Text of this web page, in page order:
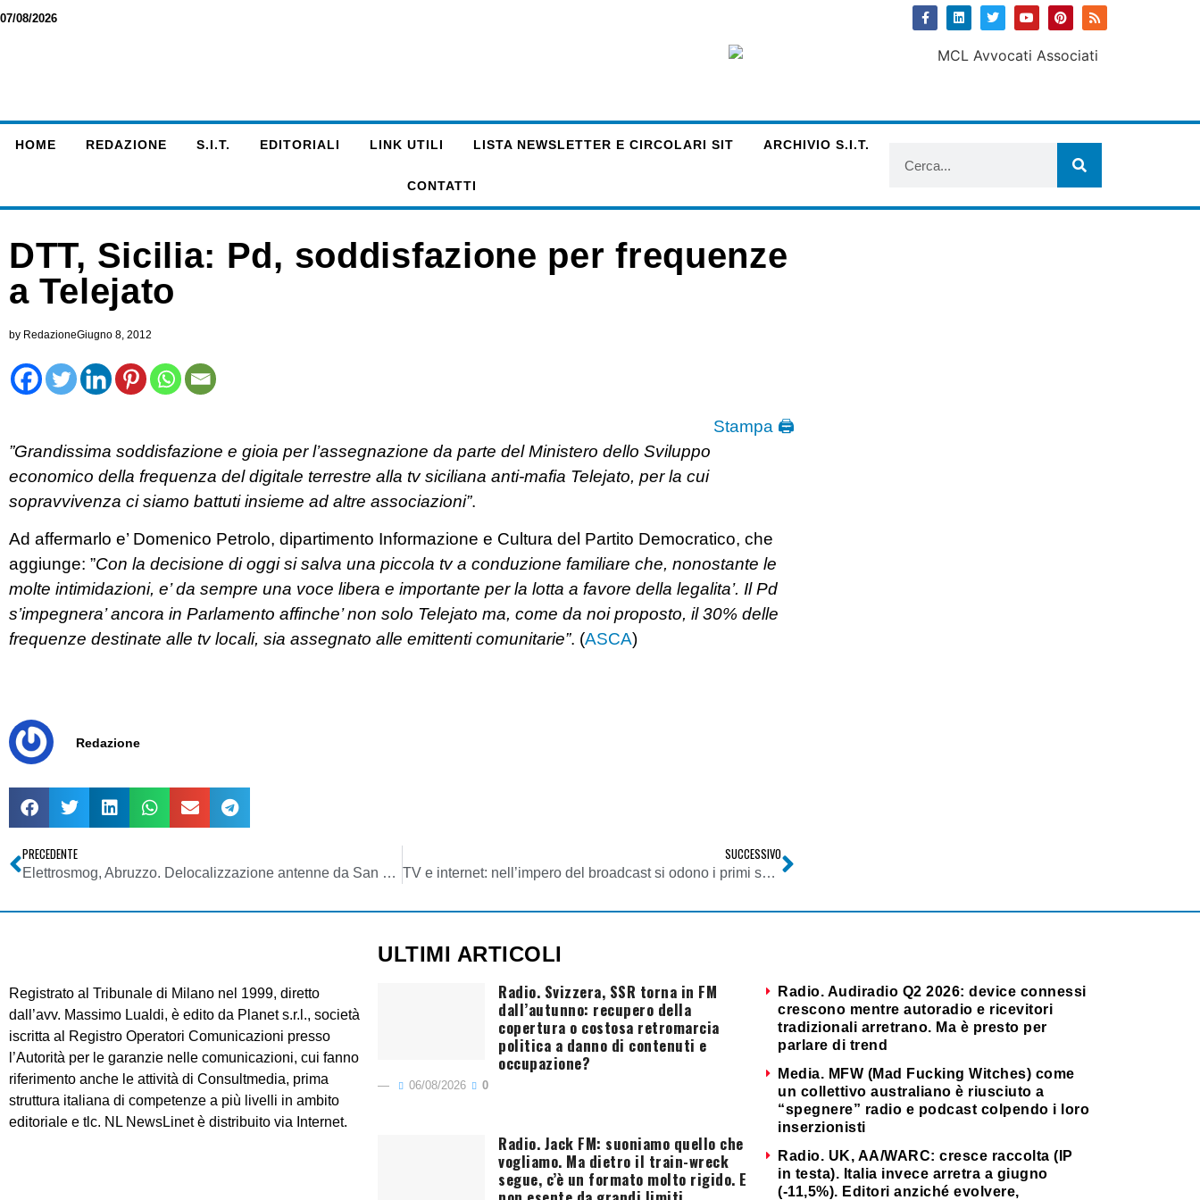
07/08/2026
HOME REDAZIONE S.I.T. EDITORIALI LINK UTILI LISTA NEWSLETTER E CIRCOLARI SIT ARCHIVIO S.I.T.
CONTATTI
DTT, Sicilia: Pd, soddisfazione per frequenze
a Telejato
by RedazioneGiugno 8, 2012
Stampa 🖨
”Grandissima soddisfazione e gioia per l’assegnazione da parte del Ministero dello Sviluppo
economico della frequenza del digitale terrestre alla tv siciliana anti-mafia Telejato, per la cui
sopravvivenza ci siamo battuti insieme ad altre associazioni”.
Ad affermarlo e’ Domenico Petrolo, dipartimento Informazione e Cultura del Partito Democratico, che
aggiunge: ”Con la decisione di oggi si salva una piccola tv a conduzione familiare che, nonostante le
molte intimidazioni, e’ da sempre una voce libera e importante per la lotta a favore della legalita’. Il Pd
s’impegnera’ ancora in Parlamento affinche’ non solo Telejato ma, come da noi proposto, il 30% delle
frequenze destinate alle tv locali, sia assegnato alle emittenti comunitarie”. (ASCA)
Redazione
PRECEDENTE
Elettrosmog, Abruzzo. Delocalizzazione antenne da San Silvestro-Pescara, emittenti locali: piattaforma off-shore alternativa improponibile
SUCCESSIVO
TV e internet: nell’impero del broadcast si odono i primi scricchiolii
Registrato al Tribunale di Milano nel 1999, diretto
dall’avv. Massimo Lualdi, è edito da Planet s.r.l., società
iscritta al Registro Operatori Comunicazioni presso
l’Autorità per le garanzie nelle comunicazioni, cui fanno
riferimento anche le attività di Consultmedia, prima
struttura italiana di competenze a più livelli in ambito
editoriale e tlc. NL NewsLinet è distribuito via Internet.
ULTIMI ARTICOLI
Radio. Svizzera, SSR torna in FM
dall’autunno: recupero della
copertura o costosa retromarcia
politica a danno di contenuti e
occupazione?
06/08/2026 0
Radio. Jack FM: suoniamo quello che
vogliamo. Ma dietro il train-wreck
segue, c’è un formato molto rigido. E
Radio. Audiradio Q2 2026: device connessi
crescono mentre autoradio e ricevitori
tradizionali arretrano. Ma è presto per
parlare di trend
Media. MFW (Mad Fucking Witches) come
un collettivo australiano è riusciuto a
“spegnere” radio e podcast colpendo i loro
inserzionisti
Radio. UK, AA/WARC: cresce raccolta (IP
in testa). Italia invece arretra a giugno
(-11,5%). Editori anziché evolvere,